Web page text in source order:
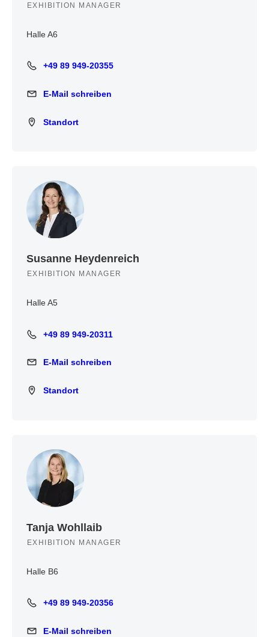
EXHIBITION MANAGER
Halle A6
+49 89 949-20355
+49 89 949-20355
E-Mail schreiben
E-Mail schreiben
Standort
Standort
Susanne Heydenreich
EXHIBITION MANAGER
Halle A5
+49 89 949-20311
+49 89 949-20311
E-Mail schreiben
E-Mail schreiben
Standort
Standort
Tanja Wohllaib
EXHIBITION MANAGER
Halle B6
+49 89 949-20356
+49 89 949-20356
E-Mail schreiben
E-Mail schreiben